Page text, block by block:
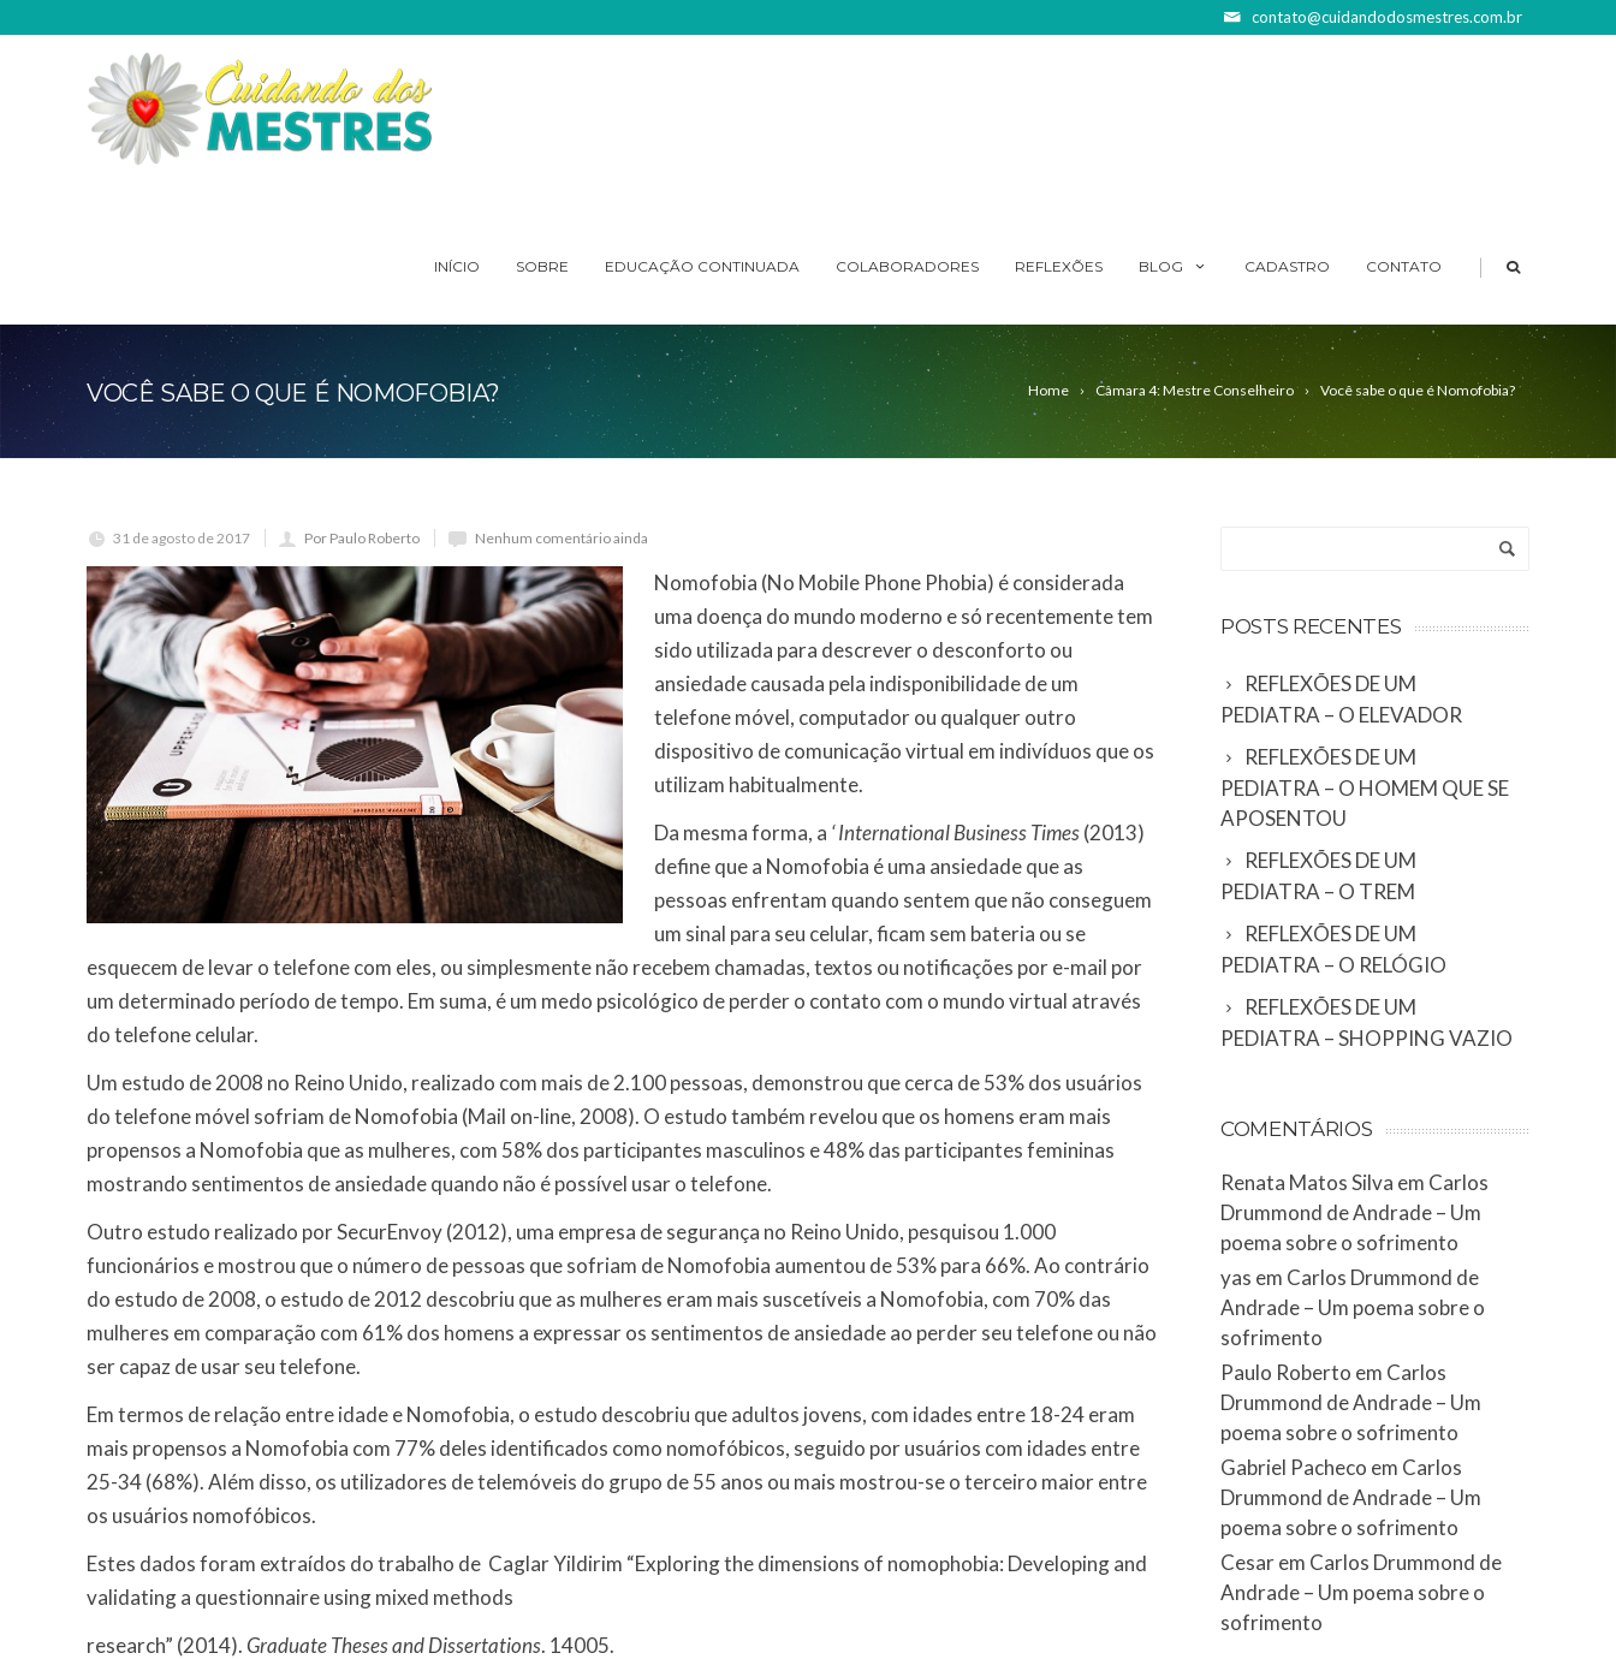
contato@cuidandodosmestres.com.br
INÍCIO SOBRE EDUCAÇÃO CONTINUADA COLABORADORES REFLEXÕES BLOG CADASTRO CONTATO |
Home Câmara 4: Mestre Conselheiro Você sabe o que é Nomofobia?
VOCÊ SABE O QUE É NOMOFOBIA?
31 de agosto de 2017 Por Paulo Roberto Nenhum comentário ainda
Nomofobia (No Mobile Phone Phobia) é considerada
uma doença do mundo moderno e só recentemente tem
sido utilizada para descrever o desconforto ou
ansiedade causada pela indisponibilidade de um
telefone móvel, computador ou qualquer outro
dispositivo de comunicação virtual em indivíduos que os
utilizam habitualmente.
Da mesma forma, a ‘ International Business Times(2013)
define que a Nomofobia é uma ansiedade que as
pessoas enfrentam quando sentem que não conseguem
um sinal para seu celular, ficam sem bateria ou se
esquecem de levar o telefone com eles, ou simplesmente não recebem chamadas, textos ou notificações por e-mail por
um determinado período de tempo. Em suma, é um medo psicológico de perder o contato com o mundo virtual através
do telefone celular.
Um estudo de 2008 no Reino Unido, realizado com mais de 2.100 pessoas, demonstrou que cerca de 53% dos usuários
do telefone móvel sofriam de Nomofobia (Mail on-line, 2008). O estudo também revelou que os homens eram mais
propensos a Nomofobia que as mulheres, com 58% dos participantes masculinos e 48% das participantes femininas
mostrando sentimentos de ansiedade quando não é possível usar o telefone.
Outro estudo realizado por SecurEnvoy (2012), uma empresa de segurança no Reino Unido, pesquisou 1.000
funcionários e mostrou que o número de pessoas que sofriam de Nomofobia aumentou de 53% para 66%. Ao contrário
do estudo de 2008, o estudo de 2012 descobriu que as mulheres eram mais suscetíveis a Nomofobia, com 70% das
mulheres em comparação com 61% dos homens a expressar os sentimentos de ansiedade ao perder seu telefone ou não
ser capaz de usar seu telefone.
Em termos de relação entre idade e Nomofobia, o estudo descobriu que adultos jovens, com idades entre 18-24 eram
mais propensos a Nomofobia com 77% deles identificados como nomofóbicos, seguido por usuários com idades entre
25-34 (68%). Além disso, os utilizadores de telemóveis do grupo de 55 anos ou mais mostrou-se o terceiro maior entre
os usuários nomofóbicos.
Estes dados foram extraídos do trabalho de Caglar Yildirim “Exploring the dimensions of nomophobia: Developing and
validating a questionnaire using mixed methods
research” (2014).Graduate Theses and Dissertations. 14005.
POSTS RECENTES
REFLEXÕES DE UM
PEDIATRA – O ELEVADOR
REFLEXÕES DE UM
PEDIATRA – O HOMEM QUE SE
APOSENTOU
REFLEXÕES DE UM
PEDIATRA – O TREM
REFLEXÕES DE UM
PEDIATRA – O RELÓGIO
REFLEXÕES DE UM
PEDIATRA – SHOPPING VAZIO
COMENTÁRIOS
Renata Matos Silva em Carlos
Drummond de Andrade – Um
poema sobre o sofrimento
yas em Carlos Drummond de
Andrade – Um poema sobre o
sofrimento
Paulo Roberto em Carlos
Drummond de Andrade – Um
poema sobre o sofrimento
Gabriel Pacheco em Carlos
Drummond de Andrade – Um
poema sobre o sofrimento
Cesarem Carlos Drummond de
Andrade – Um poema sobre o
sofrimento